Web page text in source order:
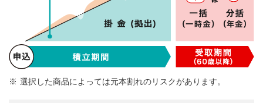
選択した商品によっては元本割れのリスクがあります。